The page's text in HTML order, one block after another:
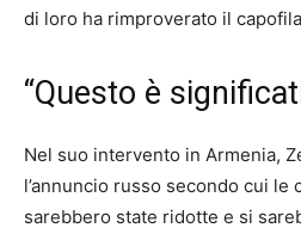
di loro ha rimproverato il
“Questo è
Nel suo intervento in Armenia,
l’annuncio russo secondo cui le
sarebbero state ridotte e si